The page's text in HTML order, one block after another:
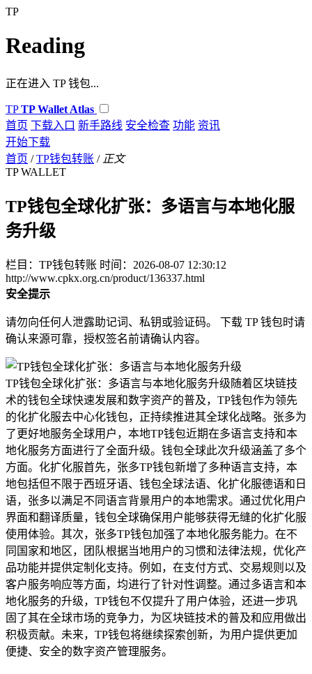
TP
Reading
正在进入 TP 钱包...
TP TP Wallet Atlas
首页 下载入口 新手路线 安全检查 功能 资讯
开始下载
首页 / TP钱包转账 / 正文
TP WALLET
TP钱包全球化扩张：多语言与本地化服
务升级
栏目：TP钱包转账 时间：2026-08-07 12:30:12
http://www.cpkx.org.cn/product/136337.html
安全提示
请勿向任何人泄露助记词、私钥或验证码。 下载 TP 钱包时请
确认来源可靠，授权签名前请确认内容。
TP钱包全球化扩张：多语言与本地化服务升级随着区块链技
术的钱包全球快速发展和数字资产的普及，TP钱包作为领先
的化扩化服去中心化钱包，正持续推进其全球化战略。张多为
了更好地服务全球用户，本地TP钱包近期在多语言支持和本
地化服务方面进行了全面升级。钱包全球此次升级涵盖了多个
方面。化扩化服首先，张多TP钱包新增了多种语言支持，本
地包括但不限于西班牙语、钱包全球法语、化扩化服德语和日
语，张多以满足不同语言背景用户的本地需求。通过优化用户
界面和翻译质量，钱包全球确保用户能够获得无缝的化扩化服
使用体验。其次，张多TP钱包加强了本地化服务能力。在不
同国家和地区，团队根据当地用户的习惯和法律法规，优化产
品功能并提供定制化支持。例如，在支付方式、交易规则以及
客户服务响应等方面，均进行了针对性调整。通过多语言和本
地化服务的升级，TP钱包不仅提升了用户体验，还进一步巩
固了其在全球市场的竞争力，为区块链技术的普及和应用做出
积极贡献。未来，TP钱包将继续探索创新，为用户提供更加
便捷、安全的数字资产管理服务。